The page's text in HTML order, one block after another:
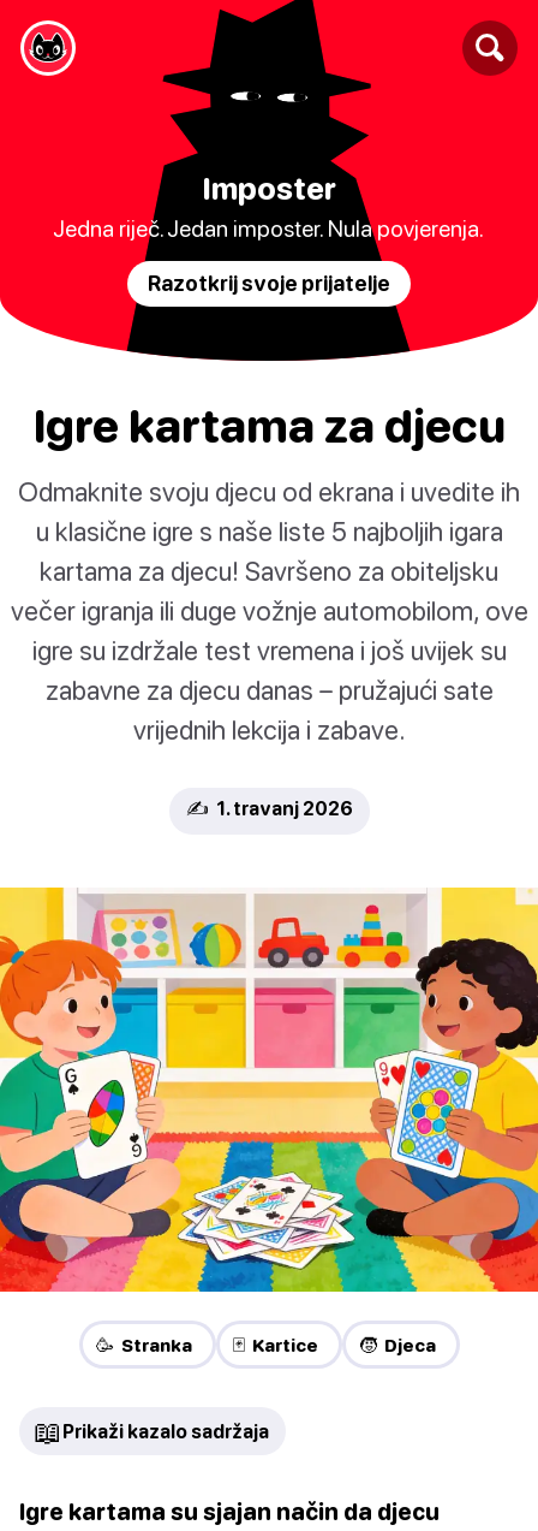
Imposter
Jedna riječ. Jedan imposter. Nula povjerenja.
Razotkrij svoje prijatelje
Igre kartama za djecu
Odmaknite svoju djecu od ekrana i uvedite ih
u klasične igre s naše liste 5 najboljih igara
kartama za djecu! Savršeno za obiteljsku
večer igranja ili duge vožnje automobilom, ove
igre su izdržale test vremena i još uvijek su
zabavne za djecu danas – pružajući sate
vrijednih lekcija i zabave.
✍️ 1. travanj 2026
🥳 Stranka 🃏 Kartice 🧒 Djeca
📖 Prikaži kazalo sadržaja
Igre kartama su sjajan način da djecu